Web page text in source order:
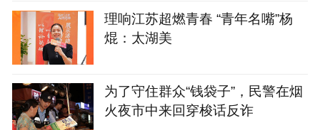
理响江苏超燃青春 “青年名嘴”杨
焜：太湖美
为了守住群众“钱袋子”，民警在烟
火夜市中来回穿梭话反诈